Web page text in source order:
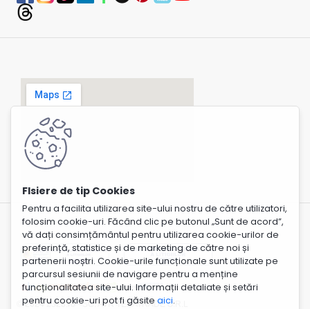
Pentru a facilita utilizarea site-ului nostru de către utilizatori,
folosim cookie-uri. Făcând clic pe butonul „Sunt de acord”,
vă dați consimțământul pentru utilizarea cookie-urilor de
preferință, statistice și de marketing de către noi și
partenerii noștri. Cookie-urile funcționale sunt utilizate pe
parcursul sesiunii de navigare pentru a menține
funcționalitatea site-ului. Informații detaliate și setări
pentru cookie-uri pot fi găsite aici.
© 2024 2323.ro - SC. AVR TEXATRADE S.R.L